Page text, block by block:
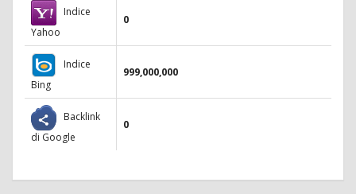
Indice
Yahoo
0
Indice
Bing
999,000,000
Backlink
di Google
0